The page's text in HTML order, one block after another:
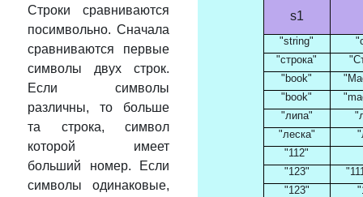
Строки сравниваются
посимвольно. Сначала
сравниваются первые
символы двух строк.
Если символы
различны, то больше
та строка, символ
которой имеет
больший номер. Если
символы одинаковые,
s1
"string"
"строка" "
"book"
"book"
"липа" "
"леска" "
"112"
"123"
"123"